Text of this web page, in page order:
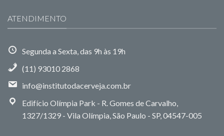
ATENDIMENTO
Segunda a Sexta, das 9h às 19h
(11) 93010 2868
info@institutodacerveja.com.br
Edifício Olímpia Park - R. Gomes de Carvalho,
1327/1329 - Vila Olímpia, São Paulo - SP, 04547-005